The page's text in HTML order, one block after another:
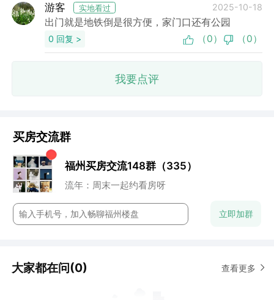
游客 实地看过 2025-10-18
出门就是地铁倒是很方便，家门口还有公园
0 回复 > （0） （0）
我要点评
买房交流群
福州买房交流148群（335）
小石头：地段还行
七七妈：性价比高
流年：周末一起约看房呀
chun：附近的商业配置怎么样？
立即加群
大家都在问(0) 查看更多